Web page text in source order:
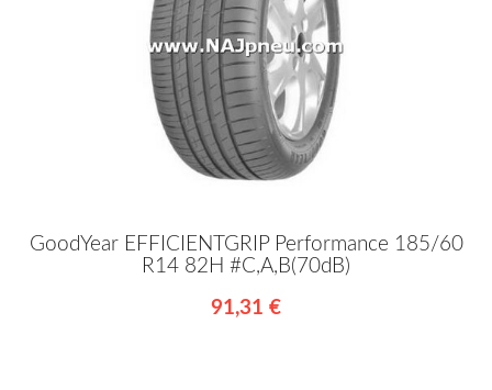
GoodYear EFFICIENTGRIP Performance 185/60
R14 82H #C,A,B(70dB)
91,31 €